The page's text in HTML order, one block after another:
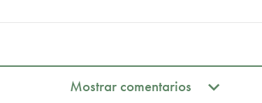
Mostrar comentarios